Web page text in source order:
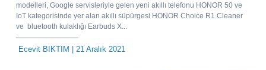
modelleri, Google servisleriyle gelen yeni akıllı telefonu HONOR 50 ve
IoT kategorisinde yer alan akıllı süpürgesi HONOR Choice R1 Cleaner
ve bluetooth kulaklığı Earbuds X...
Ecevit BIKTIM | 21 Aralık 2021